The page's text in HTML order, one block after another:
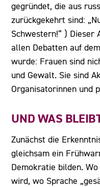
gegründet, die aus
zurückgekehrt sind:
Schwestern!“ )
allen Debatten auf
wurde: Frauen sind
und Gewalt. Sie sind
Organisatorinnen und
UND WAS
Zunächst die
gleichsam ein
Demokratie bilden.
wird, wo Sprache